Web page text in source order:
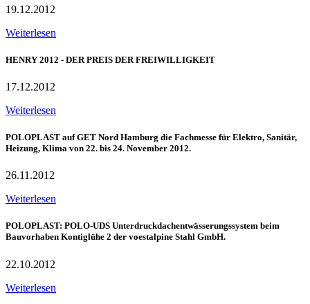
19.12.2012
Weiterlesen
HENRY 2012 - DER PREIS DER FREIWILLIGKEIT
17.12.2012
Weiterlesen
POLOPLAST auf GET Nord Hamburg die Fachmesse für Elektro, Sanitär,
Heizung, Klima von 22. bis 24. November 2012.
26.11.2012
Weiterlesen
POLOPLAST: POLO-UDS Unterdruckdachentwässerungssystem beim
Bauvorhaben Kontiglühe 2 der voestalpine Stahl GmbH.
22.10.2012
Weiterlesen